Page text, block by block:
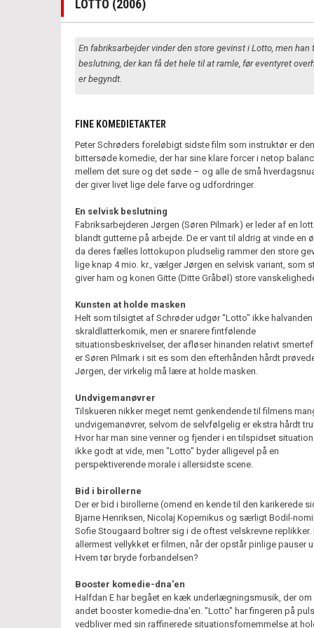
LOTTO (2006)
En fabriksarbejder vinder den store gevinst i Lotto, men han
beslutning, der kan få det hele til at ramle, før eventyret
er begyndt.
FINE KOMEDIETAKTER
Peter Schrøders foreløbigt sidste film som instruktør er
bittersøde komedie, der har sine klare forcer i netop
mellem det sure og det søde – og alle de små
der giver livet lige dele farve og udfordringer.
En selvisk beslutning
Fabriksarbejderen Jørgen (Søren Pilmark) er leder af en
blandt gutterne på arbejde. De er vant til aldrig at vinde en
da deres fælles lottokupon pludselig rammer den store
lige knap 4 mio. kr., vælger Jørgen en selvisk variant, som
giver ham og konen Gitte (Ditte Gråbøl) store
Kunsten at holde masken
Helt som tilsigtet af Schrøder udgør "Lotto" ikke
skraldlatterkomik, men er snarere fintfølende
situationsbeskrivelser, der afløser hinanden relativt
er Søren Pilmark i sit es som den efterhånden hårdt
Jørgen, der virkelig må lære at holde masken.
Undvigemanøvrer
Tilskueren nikker meget nemt genkendende til filmens
undvigemanøvrer, selvom de selvfølgelig er ekstra hårdt
Hvor har man sine venner og fjender i en tilspidset
ikke godt at vide, men "Lotto" byder alligevel på en
perspektiverende morale i allersidste scene.
Bid i birollerne
Der er bid i birollerne (omend en kende til den karikerede
Bjarne Henriksen, Nicolaj Kopernikus og særligt Bodil-
Sofie Stougaard boltrer sig i de oftest velskrevne replikker.
allermest vellykket er filmen, når der opstår pinlige pauser
Hvem tør bryde forbandelsen?
Booster komedie-dna'en
Halfdan E har begået en kæk underlægningsmusik, der om
andet booster komedie-dna'en. "Lotto" har fingeren på
vedbliver med sin raffinerede situationsfornemmelse at